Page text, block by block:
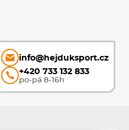
info@hejduksport.cz
+420 733 132 833
po-pá 8-16h